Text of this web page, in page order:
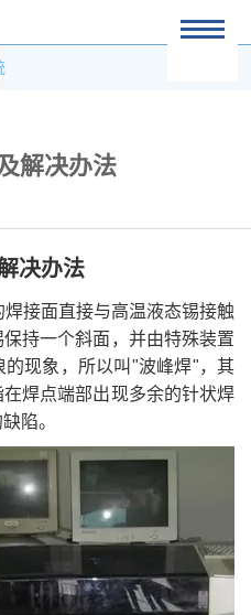
解决办法
决办法
接面直接与高温液态锡接触
持一个斜面，并由特殊装置
现象，所以叫"波峰焊"，其
焊点端部出现多余的针状焊
陷。